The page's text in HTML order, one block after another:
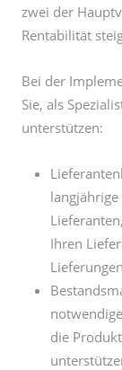
zwei der
Rentabilität
Bei der
Sie, als
unterstützen:
Ihren
die